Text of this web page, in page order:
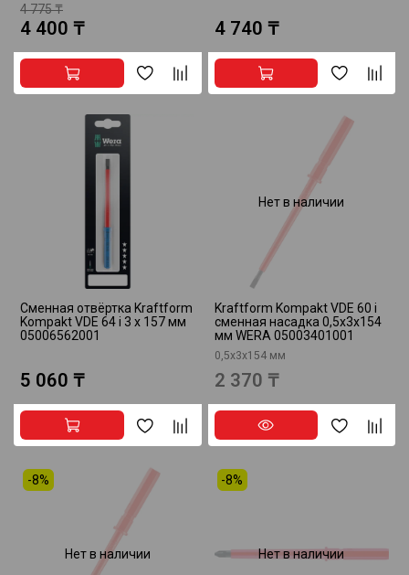
4 775 ₸
4 400 ₸ 4 740 ₸
Сменная отвёртка Kraftform
Kompakt VDE 64 i 3 x 157 мм
05006562001
5 060 ₸
Нет в наличии
Kraftform Kompakt VDE 60 i
сменная насадка 0,5x3x154
мм WERA 05003401001
0,5x3x154 мм
2 370 ₸
Нет в наличии
-8%
Нет в наличии
-8%